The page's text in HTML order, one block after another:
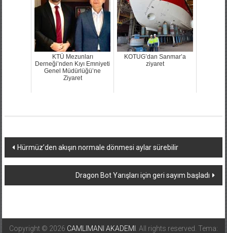
KTÜ Mezunları
Derneği’nden Kıyı Emniyeti
Genel Müdürlüğü’ne
Ziyaret
KOTUG’dan Sanmar’a
ziyaret
Yazı
dolaşımı
Hürmüz’den akışın normale dönmesi aylar sürebilir
Dragon Bot Yarışları için geri sayım başladı
Copyright © 2026 CAMLIMANI AKADEMI . All rights reserved. Tema: